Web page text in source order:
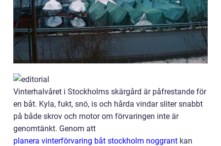
Vinterhalvåret i Stockholms skärgård är påfrestande för
en båt. Kyla, fukt, snö, is och hårda vindar sliter snabbt
på både skrov och motor om förvaringen inte är
genomtänkt. Genom att
planera vinterförvaring båt stockholm noggrant kan